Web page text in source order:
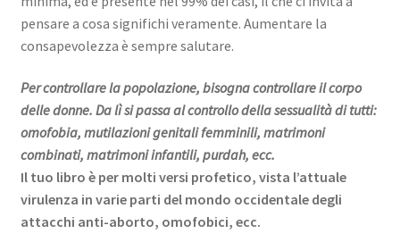
pensare a cosa significhi veramente. Aumentare la
consapevolezza è sempre salutare.
Per controllare la popolazione, bisogna controllare il corpo
delle donne. Da lì si passa al controllo della sessualità di tutti:
omofobia, mutilazioni genitali femminili, matrimoni
combinati, matrimoni infantili, purdah, ecc.
Il tuo libro è per molti versi profetico, vista l’attuale
virulenza in varie parti del mondo occidentale degli
attacchi anti-aborto, omofobici, ecc.